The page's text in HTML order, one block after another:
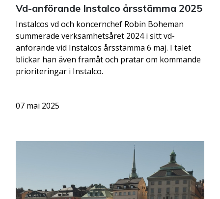
Vd-anförande Instalco årsstämma 2025
Instalcos vd och koncernchef Robin Boheman
summerade verksamhetsåret 2024 i sitt vd-
anförande vid Instalcos årsstämma 6 maj. I talet
blickar han även framåt och pratar om kommande
prioriteringar i Instalco.
07 mai 2025